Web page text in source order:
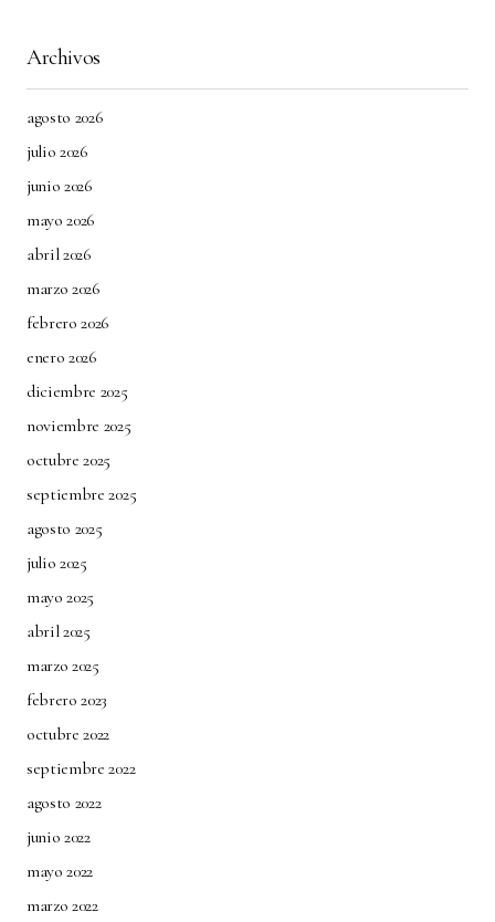
Archivos
agosto 2026
julio 2026
junio 2026
mayo 2026
abril 2026
marzo 2026
febrero 2026
enero 2026
diciembre 2025
noviembre 2025
octubre 2025
septiembre 2025
agosto 2025
julio 2025
mayo 2025
abril 2025
marzo 2025
febrero 2023
octubre 2022
septiembre 2022
agosto 2022
junio 2022
mayo 2022
marzo 2022